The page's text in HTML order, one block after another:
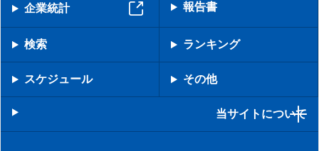
企業統計 報告書
検索 ランキング
スケジュール その他
当サイトについて